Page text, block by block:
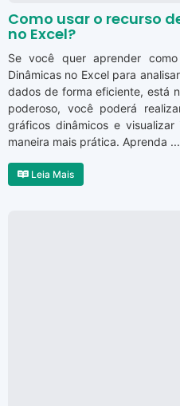
Como usar o recurso
no Excel?
Se você quer aprender
Dinâmicas no Excel para
dados de forma eficiente, está
poderoso, você poderá
gráficos dinâmicos e visualizar
maneira mais prática. Aprenda ...
Leia Mais